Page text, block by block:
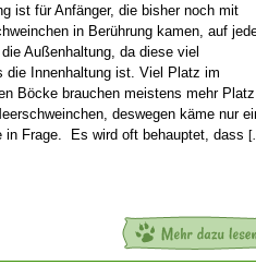
ist für Anfänger, die bisher noch mit
in Berührung kamen, auf
Außenhaltung, da diese viel
die Innenhaltung ist. Viel Platz im
Böcke brauchen meistens mehr Platz
deswegen käme nur
in Frage. Es wird oft behauptet, dass